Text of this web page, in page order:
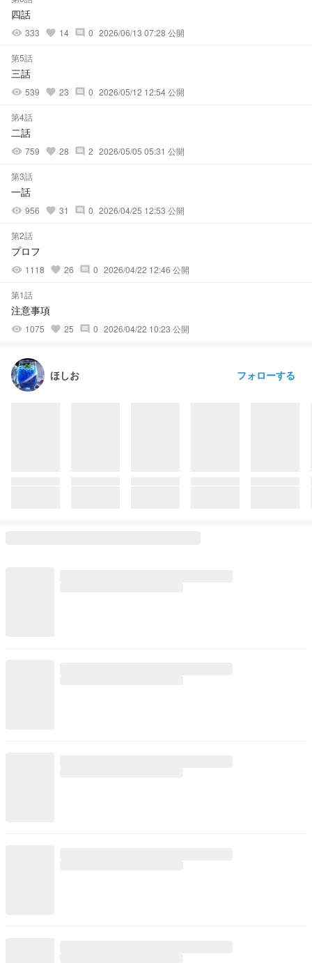
四話
visibility 333 favorite 14 comment 0 2026/06/13 07:28 公開
第5話
三話
visibility 539 favorite 23 comment 0 2026/05/12 12:54 公開
第4話
二話
visibility 759 favorite 28 comment 2 2026/05/05 05:31 公開
第3話
一話
visibility 956 favorite 31 comment 0 2026/04/25 12:53 公開
第2話
プロフ
visibility 1118 favorite 26 comment 0 2026/04/22 12:46 公開
第1話
注意事項
visibility 1075 favorite 25 comment 0 2026/04/22 10:23 公開
ほしお フォローする